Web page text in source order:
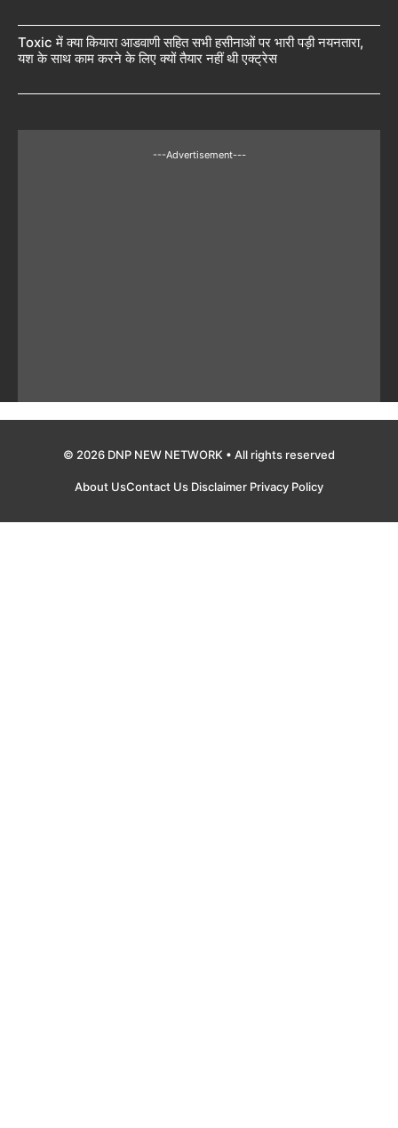
Toxic में क्या कियारा आडवाणी सहित सभी हसीनाओं पर भारी पड़ी नयनतारा,
यश के साथ काम करने के लिए क्यों तैयार नहीं थी एक्ट्रेस
---Advertisement---
© 2026 DNP NEW NETWORK • All rights reserved
About UsContact Us Disclaimer Privacy Policy